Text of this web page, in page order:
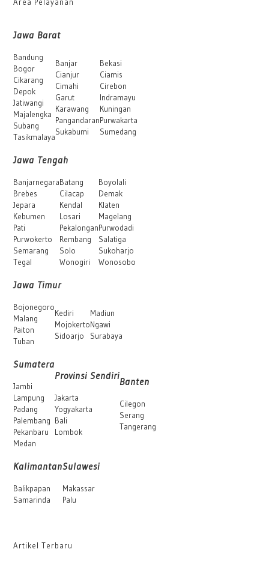
Area Pelayanan
Jawa Barat
Bandung
Bogor
Cikarang
Depok
Jatiwangi
Majalengka
Subang
Tasikmalaya
Banjar
Cianjur
Cimahi
Garut
Karawang
Pangandaran
Sukabumi
Bekasi
Ciamis
Cirebon
Indramayu
Kuningan
Purwakarta
Sumedang
Jawa Tengah
Banjarnegara
Brebes
Jepara
Kebumen
Pati
Purwokerto
Semarang
Tegal
Batang
Cilacap
Kendal
Losari
Pekalongan
Rembang
Solo
Wonogiri
Boyolali
Demak
Klaten
Magelang
Purwodadi
Salatiga
Sukoharjo
Wonosobo
Jawa Timur
Bojonegoro
Malang
Paiton
Tuban
Kediri
Mojokerto
Sidoarjo
Madiun
Ngawi
Surabaya
Sumatera
Jambi
Lampung
Padang
Palembang
Pekanbaru
Medan
Provinsi Sendiri
Jakarta
Yogyakarta
Bali
Lombok
Banten
Cilegon
Serang
Tangerang
Kalimantan
Balikpapan
Samarinda
Sulawesi
Makassar
Palu
Artikel Terbaru